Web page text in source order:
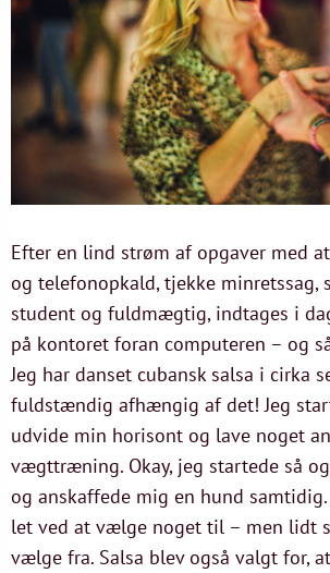
Efter en lind strøm af opgaver med
og telefonopkald, tjekke minretssag,
student og fuldmægtig, indtages i
på kontoret foran computeren – og
Jeg har danset cubansk salsa i cirka
fuldstændig afhængig af det! Jeg
udvide min horisont og lave noget
vægttræning. Okay, jeg startede så
og anskaffede mig en hund
let ved at vælge noget til – men lidt
vælge fra. Salsa blev også valgt for,